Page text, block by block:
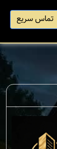
تماس سریع